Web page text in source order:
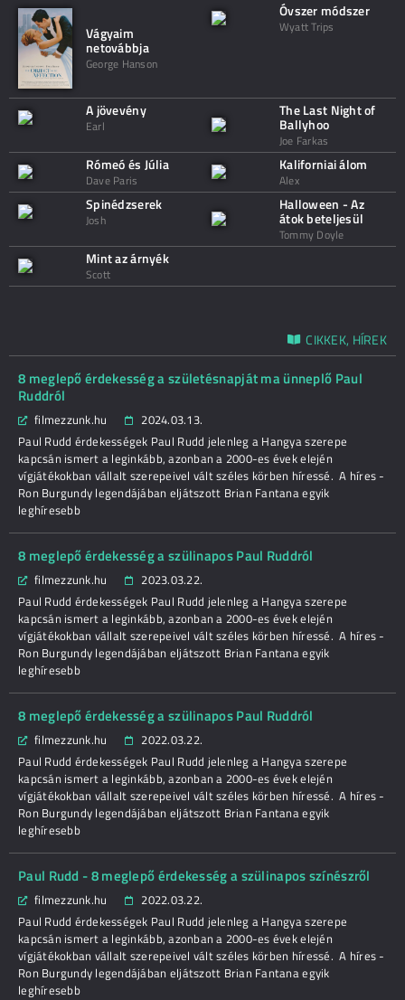
Vágyaim
netovábbja
George Hanson
Óvszer módszer
Wyatt Trips
A jövevény
Earl
The Last Night of
Ballyhoo
Joe Farkas
Rómeó és Júlia
Dave Paris
Kaliforniai álom
Alex
Spinédzserek
Josh
Halloween - Az
átok beteljesül
Tommy Doyle
Mint az árnyék
Scott
CIKKEK, HÍREK
8 meglepő érdekesség a születésnapját ma ünneplő Paul
Ruddról
filmezzunk.hu
2024.03.13.
Paul Rudd érdekességek Paul Rudd jelenleg a Hangya szerepe
kapcsán ismert a leginkább, azonban a 2000-es évek elején
vígjátékokban vállalt szerepeivel vált széles körben híressé. A híres -
Ron Burgundy legendájában eljátszott Brian Fantana egyik
leghíresebb
8 meglepő érdekesség a szülinapos Paul Ruddról
filmezzunk.hu
2023.03.22.
Paul Rudd érdekességek Paul Rudd jelenleg a Hangya szerepe
kapcsán ismert a leginkább, azonban a 2000-es évek elején
vígjátékokban vállalt szerepeivel vált széles körben híressé. A híres -
Ron Burgundy legendájában eljátszott Brian Fantana egyik
leghíresebb
8 meglepő érdekesség a szülinapos Paul Ruddról
filmezzunk.hu
2022.03.22.
Paul Rudd érdekességek Paul Rudd jelenleg a Hangya szerepe
kapcsán ismert a leginkább, azonban a 2000-es évek elején
vígjátékokban vállalt szerepeivel vált széles körben híressé. A híres -
Ron Burgundy legendájában eljátszott Brian Fantana egyik
leghíresebb
Paul Rudd - 8 meglepő érdekesség a szülinapos színészről
filmezzunk.hu
2022.03.22.
Paul Rudd érdekességek Paul Rudd jelenleg a Hangya szerepe
kapcsán ismert a leginkább, azonban a 2000-es évek elején
vígjátékokban vállalt szerepeivel vált széles körben híressé. A híres -
Ron Burgundy legendájában eljátszott Brian Fantana egyik
leghíresebb